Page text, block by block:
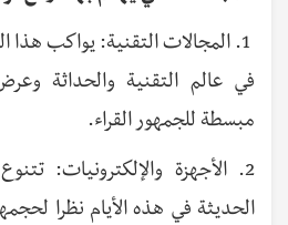
1. المجالات التقنية: يواكب
في عالم التقنية والحداثة
مبسطة للجمهور القراء.
2. الأجهزة والإلكترونيات:
الحديثة في هذه الأيام نظرا